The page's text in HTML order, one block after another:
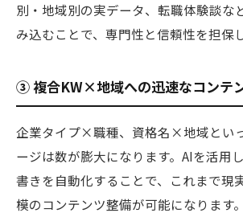
別・地域別の実データ、転職体験談な
み込むことで、専門性と信頼性を担保し
③ 複合KW×地域への迅速なコンテ
企業タイプ×職種、資格名×地域とい
ージは数が膨大になります。AIを活用
書きを自動化することで、これまで現
模のコンテンツ整備が可能になります。